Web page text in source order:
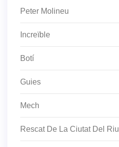
Peter Molineu
Increïble
Botí
Guies
Mech
Rescat De La Ciutat Del Riu